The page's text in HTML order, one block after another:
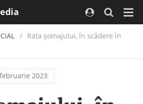
Rata șomajului, în scădere în
2023